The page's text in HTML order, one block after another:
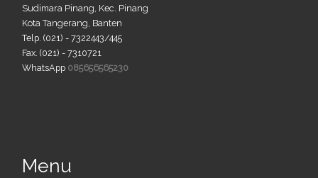
Sudimara Pinang, Kec. Pinang
Kota Tangerang, Banten
Telp. (021) - 7322443/445
Fax. (021) - 7310721
WhatsApp 085656565230
Menu